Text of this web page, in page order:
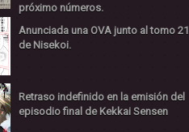
próximo números.
Anunciada una OVA junto al tomo 21
de Nisekoi.
Retraso indefinido en la emisión del
episodio final de Kekkai Sensen